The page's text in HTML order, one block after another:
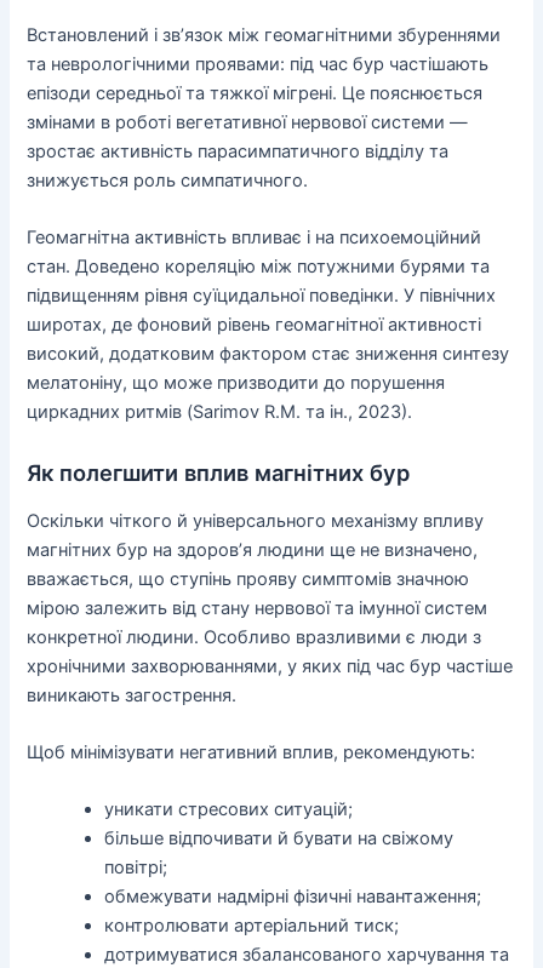
Встановлений і зв’язок між геомагнітними збуреннями
та неврологічними проявами: під час бур частішають
епізоди середньої та тяжкої мігрені. Це пояснюється
змінами в роботі вегетативної нервової системи —
зростає активність парасимпатичного відділу та
знижується роль симпатичного.
Геомагнітна активність впливає і на психоемоційний
стан. Доведено кореляцію між потужними бурями та
підвищенням рівня суїцидальної поведінки. У північних
широтах, де фоновий рівень геомагнітної активності
високий, додатковим фактором стає зниження синтезу
мелатоніну, що може призводити до порушення
циркадних ритмів (Sarimov R.M. та ін., 2023).
Як полегшити вплив магнітних бур
Оскільки чіткого й універсального механізму впливу
магнітних бур на здоров’я людини ще не визначено,
вважається, що ступінь прояву симптомів значною
мірою залежить від стану нервової та імунної систем
конкретної людини. Особливо вразливими є люди з
хронічними захворюваннями, у яких під час бур частіше
виникають загострення.
Щоб мінімізувати негативний вплив, рекомендують:
уникати стресових ситуацій;
більше відпочивати й бувати на свіжому
повітрі;
обмежувати надмірні фізичні навантаження;
контролювати артеріальний тиск;
дотримуватися збалансованого харчування та